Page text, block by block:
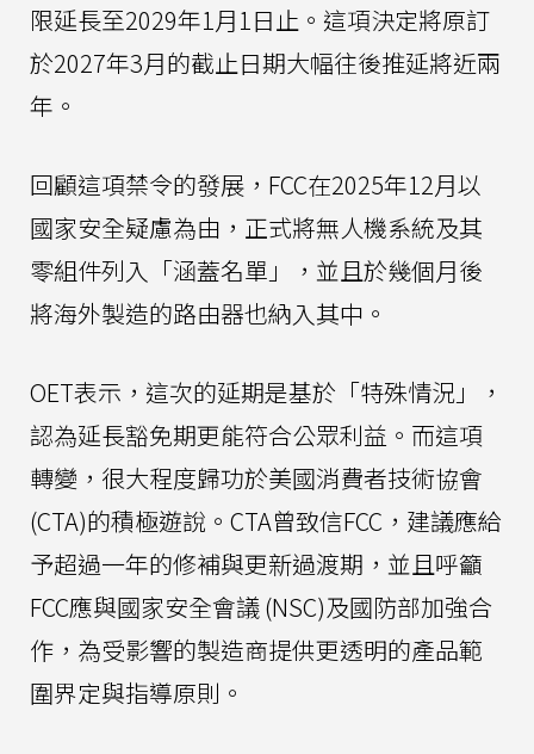
限延長至2029年1月1日止。這項決定將原訂
於2027年3月的截止日期大幅往後推延將近兩
年。
回顧這項禁令的發展，FCC在2025年12月以
國家安全疑慮為由，正式將無人機系統及其
零組件列入「涵蓋名單」，並且於幾個月後
將海外製造的路由器也納入其中。
OET表示，這次的延期是基於「特殊情況」，
認為延長豁免期更能符合公眾利益。而這項
轉變，很大程度歸功於美國消費者技術協會
(CTA)的積極遊說。CTA曾致信FCC，建議應給
予超過一年的修補與更新過渡期，並且呼籲
FCC應與國家安全會議 (NSC)及國防部加強合
作，為受影響的製造商提供更透明的產品範
圍界定與指導原則。